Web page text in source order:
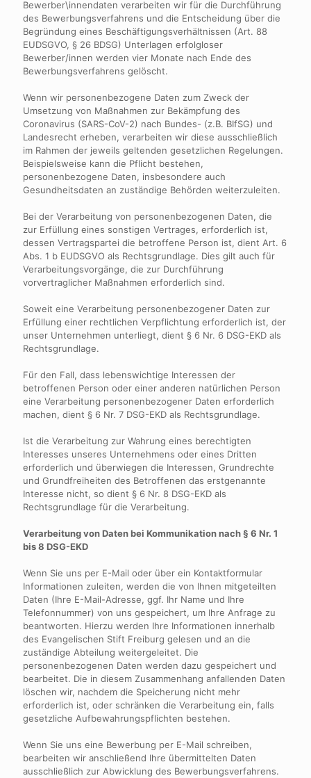
Bewerber\innendaten verarbeiten wir für die Durchführung
des Bewerbungsverfahrens und die Entscheidung über die
Begründung eines Beschäftigungsverhältnissen (Art. 88
EUDSGVO, § 26 BDSG) Unterlagen erfolgloser
Bewerber/innen werden vier Monate nach Ende des
Bewerbungsverfahrens gelöscht.
Wenn wir personenbezogene Daten zum Zweck der
Umsetzung von Maßnahmen zur Bekämpfung des
Coronavirus (SARS-CoV-2) nach Bundes- (z.B. BIfSG) und
Landesrecht erheben, verarbeiten wir diese ausschließlich
im Rahmen der jeweils geltenden gesetzlichen Regelungen.
Beispielsweise kann die Pflicht bestehen,
personenbezogene Daten, insbesondere auch
Gesundheitsdaten an zuständige Behörden weiterzuleiten.
Bei der Verarbeitung von personenbezogenen Daten, die
zur Erfüllung eines sonstigen Vertrages, erforderlich ist,
dessen Vertragspartei die betroffene Person ist, dient Art. 6
Abs. 1 b EUDSGVO als Rechtsgrundlage. Dies gilt auch für
Verarbeitungsvorgänge, die zur Durchführung
vorvertraglicher Maßnahmen erforderlich sind.
Soweit eine Verarbeitung personenbezogener Daten zur
Erfüllung einer rechtlichen Verpflichtung erforderlich ist, der
unser Unternehmen unterliegt, dient § 6 Nr. 6 DSG-EKD als
Rechtsgrundlage.
Für den Fall, dass lebenswichtige Interessen der
betroffenen Person oder einer anderen natürlichen Person
eine Verarbeitung personenbezogener Daten erforderlich
machen, dient § 6 Nr. 7 DSG-EKD als Rechtsgrundlage.
Ist die Verarbeitung zur Wahrung eines berechtigten
Interesses unseres Unternehmens oder eines Dritten
erforderlich und überwiegen die Interessen, Grundrechte
und Grundfreiheiten des Betroffenen das erstgenannte
Interesse nicht, so dient § 6 Nr. 8 DSG-EKD als
Rechtsgrundlage für die Verarbeitung.
Verarbeitung von Daten bei Kommunikation nach § 6 Nr. 1
bis 8 DSG-EKD
Wenn Sie uns per E-Mail oder über ein Kontaktformular
Informationen zuleiten, werden die von Ihnen mitgeteilten
Daten (Ihre E-Mail-Adresse, ggf. Ihr Name und Ihre
Telefonnummer) von uns gespeichert, um Ihre Anfrage zu
beantworten. Hierzu werden Ihre Informationen innerhalb
des Evangelischen Stift Freiburg gelesen und an die
zuständige Abteilung weitergeleitet. Die
personenbezogenen Daten werden dazu gespeichert und
bearbeitet. Die in diesem Zusammenhang anfallenden Daten
löschen wir, nachdem die Speicherung nicht mehr
erforderlich ist, oder schränken die Verarbeitung ein, falls
gesetzliche Aufbewahrungspflichten bestehen.
Wenn Sie uns eine Bewerbung per E-Mail schreiben,
bearbeiten wir anschließend Ihre übermittelten Daten
ausschließlich zur Abwicklung des Bewerbungsverfahrens.